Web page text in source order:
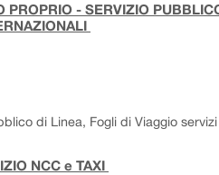
PROPRIO - SERVIZIO
di Linea, Fogli di Viaggio
NCC e TAXI